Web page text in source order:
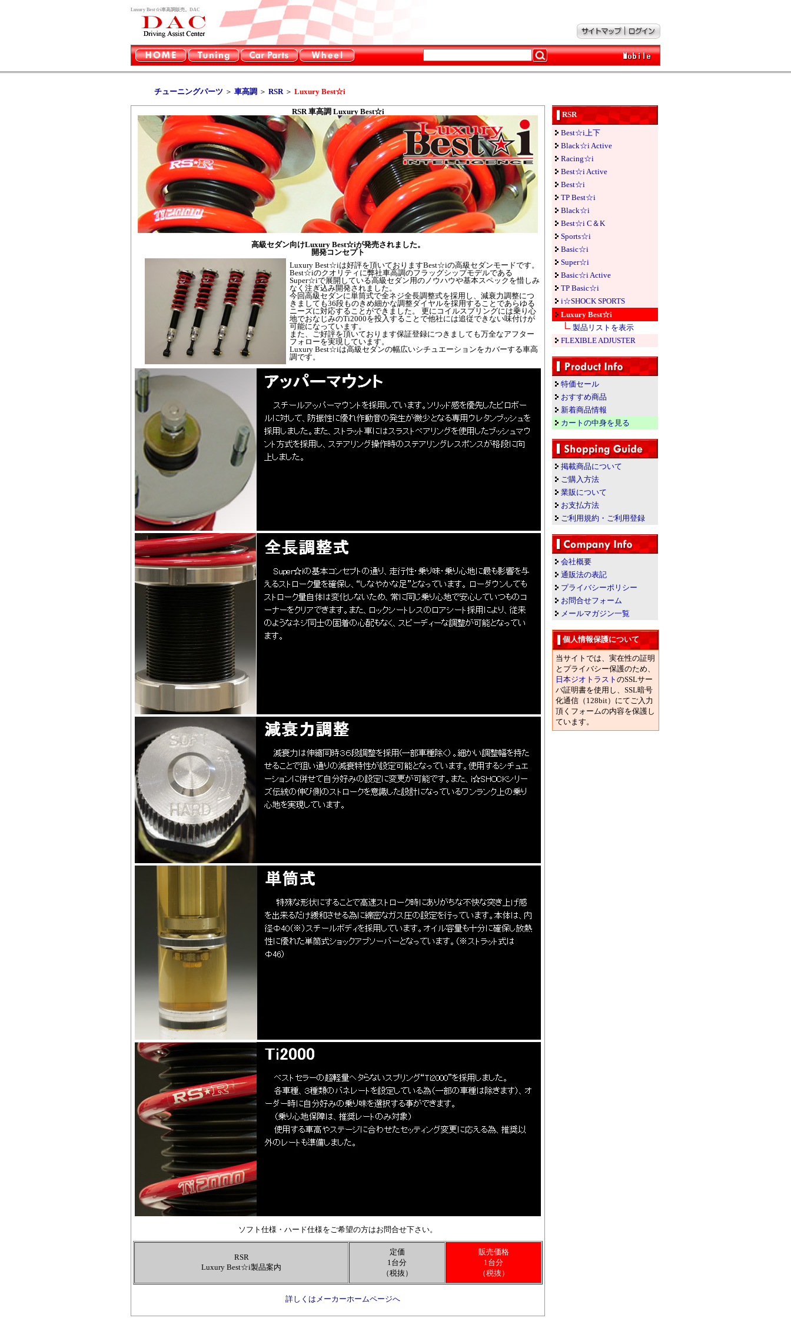
Luxury Best☆i車高調販売。DAC
チューニングパーツ ＞ 車高調 ＞ RSR＞ Luxury Best☆i
RSR 車高調 Luxury Best☆i
高級セダン向けLuxury Best☆iが発売されました。
開発コンセプト
Luxury Best☆iは好評を頂いておりますBest☆iの高級セダンモードです。
Best☆iのクオリティに弊社車高調のフラッグシップモデルである
Super☆iで展開している高級セダン用のノウハウや基本スペックを惜しみ
なく注ぎ込み開発されました。
今回高級セダンに単筒式で全ネジ全長調整式を採用し、減衰力調整につ
きましても36段ものきめ細かな調整ダイヤルを採用することであらゆる
ニーズに対応することができました。 更にコイルスプリングには乗り心
地でおなじみのTi2000を投入することで他社には追従できない味付けが
可能になっています。
また、ご好評を頂いております保証登録につきましても万全なアフター
フォローを実現しています。
Luxury Best☆iは高級セダンの幅広いシチュエーションをカバーする車高
調です。
ソフト仕様・ハード仕様をご希望の方はお問合せ下さい。
RSR
Luxury Best☆i製品案内
定価
1台分
（税抜）
販売価格
1台分
（税抜）
詳しくはメーカーホームページへ
RSR
Best☆i上下
Black☆i Active
Racing☆i
Best☆i Active
Best☆i
TP Best☆i
Black☆i
Best☆i C＆K
Sports☆i
Basic☆i
Super☆i
Basic☆i Active
TP Basic☆i
i☆SHOCK SPORTS
Luxury Best☆i
製品リストを表示
FLEXIBLE ADJUSTER
特価セール
おすすめ商品
新着商品情報
カートの中身を見る
掲載商品について
ご購入方法
業販について
お支払方法
ご利用規約・ご利用登録
会社概要
通販法の表記
プライバシーポリシー
お問合せフォーム
メールマガジン一覧
個人情報保護について
当サイトでは、実在性の証明
とプライバシー保護のため、
日本ジオトラスト のSSLサー
バ証明書を使用し、SSL暗号
化通信（128bit）にてご入力
頂くフォームの内容を保護し
ています。